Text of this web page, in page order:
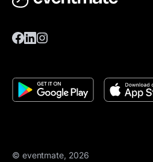
© eventmate, 2026